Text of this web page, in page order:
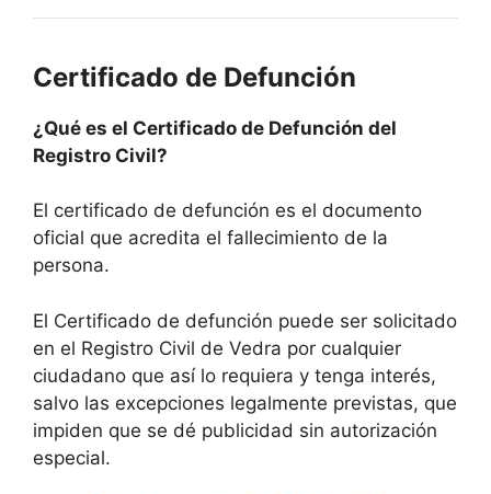
Certificado de Defunción
¿Qué es el Certificado de Defunción del
Registro Civil?
El certificado de defunción es el documento
oficial que acredita el fallecimiento de la
persona.
El Certificado de defunción puede ser solicitado
en el Registro Civil de Vedra por cualquier
ciudadano que así lo requiera y tenga interés,
salvo las excepciones legalmente previstas, que
impiden que se dé publicidad sin autorización
especial.